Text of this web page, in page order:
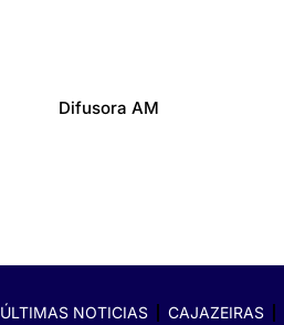
Difusora AM
ÚLTIMAS NOTICIAS CAJAZEIRAS